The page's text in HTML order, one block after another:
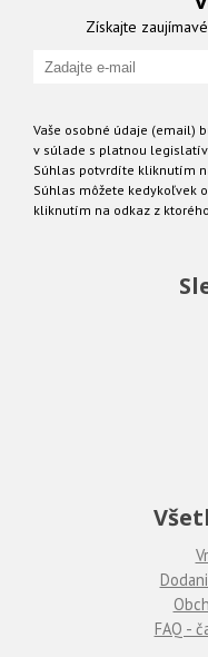
Získajte
Vaše osobné údaje (email)
v súlade s platnou
Súhlas potvrdíte kliknutím
Súhlas môžete kedykoľvek
kliknutím na odkaz z
FAQ -